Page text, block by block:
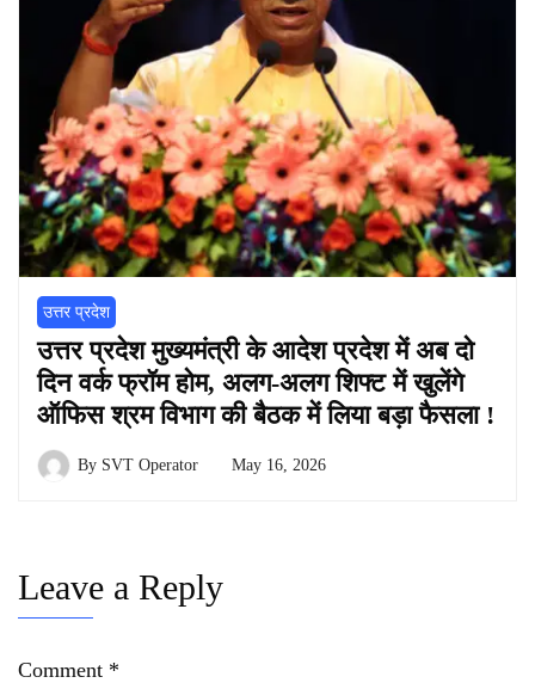
उत्तर प्रदेश
उत्तर प्रदेश मुख्यमंत्री के आदेश प्रदेश में अब दो
दिन वर्क फ्रॉम होम, अलग-अलग शिफ्ट में खुलेंगे
ऑफिस श्रम विभाग की बैठक में लिया बड़ा फैसला !
By SVT Operator May 16, 2026
Leave a Reply
Comment *